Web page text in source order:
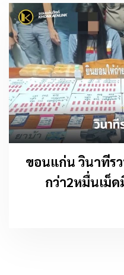
ขอนแก่น วินาทีร
กว่า2หมื่นเม็ด